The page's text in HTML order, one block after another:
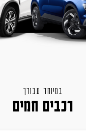
במיוחד עבורך
רכבים חמים